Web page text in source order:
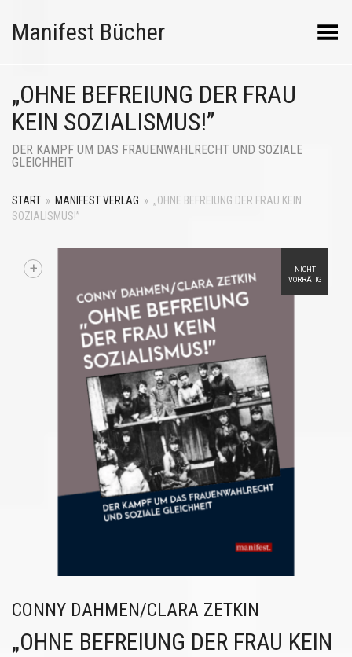
Manifest Bücher Menü umschalten
„OHNE BEFREIUNG DER FRAU
KEIN SOZIALISMUS!”
DER KAMPF UM DAS FRAUENWAHLRECHT UND SOZIALE
GLEICHHEIT
START » MANIFEST VERLAG » „OHNE BEFREIUNG DER FRAU KEIN
SOZIALISMUS!”
NICHT
VORRÄTIG
+
CONNY DAHMEN/CLARA ZETKIN
„OHNE BEFREIUNG DER FRAU KEIN